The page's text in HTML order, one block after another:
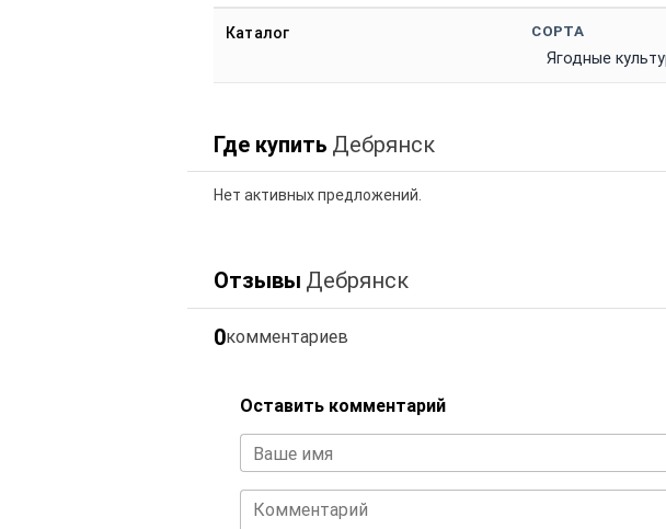
Каталог СОРТА
Ягодные
Где купить Дебрянск
Нет активных предложений.
Отзывы Дебрянск
0комментариев
Оставить комментарий
Ваше имя
Комментарий